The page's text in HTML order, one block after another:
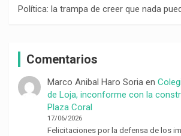
Política: la trampa de creer que nada
Comentarios
Marco Anibal Haro Soriaen
de Loja, inconforme con la
Plaza Coral
17/06/2026
Felicitaciones por la defensa de los